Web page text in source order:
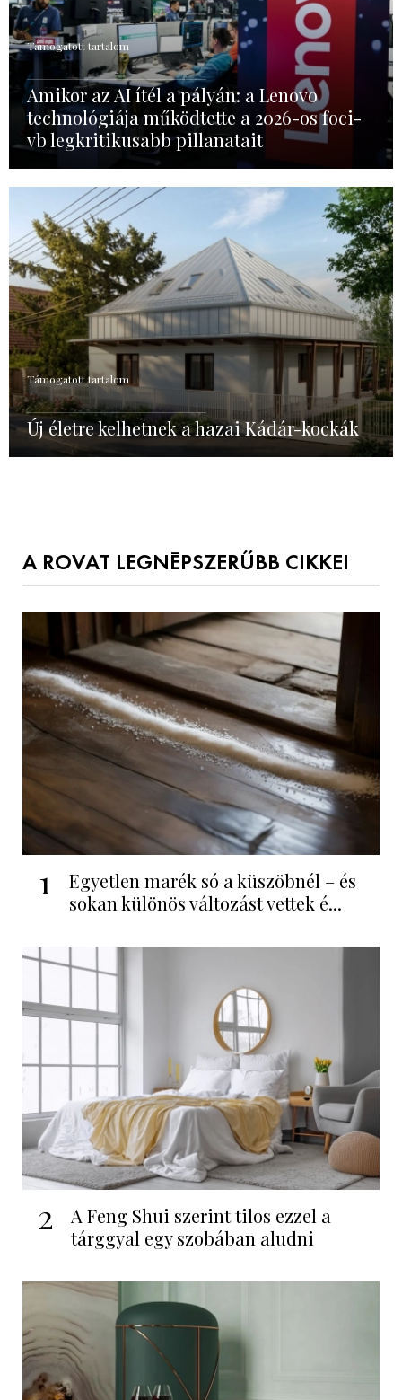
Támogatott tartalom
Amikor az AI ítél a pályán: a Lenovo
technológiája működtette a 2026-os foci-
vb legkritikusabb pillanatait
Támogatott tartalom
Új életre kelhetnek a hazai Kádár-kockák
A ROVAT LEGNÉPSZERŰBB CIKKEI
1
Egyetlen marék só a küszöbnél – és
sokan különös változást vettek é...
2
A Feng Shui szerint tilos ezzel a
tárggyal egy szobában aludni